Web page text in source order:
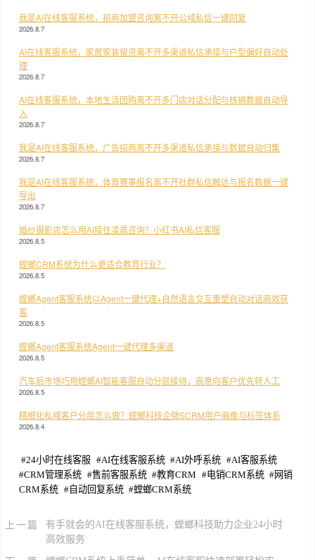
我是AI在线客服系统，招商加盟咨询离不开公域私信一键回复
2026.8.7
AI在线客服系统，家居家装留资离不开多渠道私信承接与户型偏好自动处
理
2026.8.7
AI在线客服系统，本地生活团购离不开多门店对话分配与核销数据自动导
入
2026.8.7
我是AI在线客服系统，广告招商离不开多渠道私信承接与数据自动归集
2026.8.7
我是AI在线客服系统，体育赛事报名离不开社群私信触达与报名数据一键
导出
2026.8.7
婚纱摄影店怎么用AI接住凌晨咨询？小红书AI私信客服
2026.8.5
螳螂CRM系统为什么更适合教育行业？
2026.8.5
螳螂Agent客服系统以Agent一键代理+自然语言交互重塑自动对话高效获
客
2026.8.5
螳螂Agent客服系统Agent一键代理多渠道
2026.8.5
汽车后市场巧用螳螂AI智能客服自动分层接待，高意向客户优先转人工
2026.8.5
精细化私域客户分层怎么做？螳螂科技企微SCRM用户画像与标签体系
2026.8.4
#24小时在线客服 #AI在线客服系统 #AI外呼系统 #AI客服系统
#CRM管理系统 #售前客服系统 #教育CRM #电销CRM系统 #网销
CRM系统 #自动回复系统 #螳螂CRM系统
上一篇
有手就会的AI在线客服系统，螳螂科技助力企业24小时
高效服务